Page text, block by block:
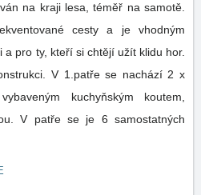
na kraji lesa, téměř na samotě.
cesty a je vhodným
pro ty, kteří si chtějí užít klidu hor.
V 1.patře se nachází 2 x
kuchyňským koutem,
V patře se je 6 samostatných